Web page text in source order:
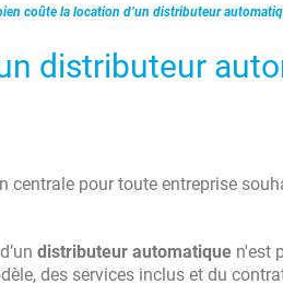
coûte la location d’un distributeur
distributeur
centrale pour toute entreprise
distributeur automatique n'est
des services inclus et du